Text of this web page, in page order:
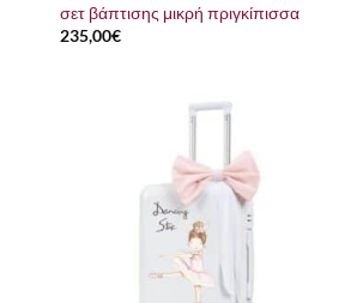
σετ βάπτισης μικρή πριγκίπισσα
235,00€